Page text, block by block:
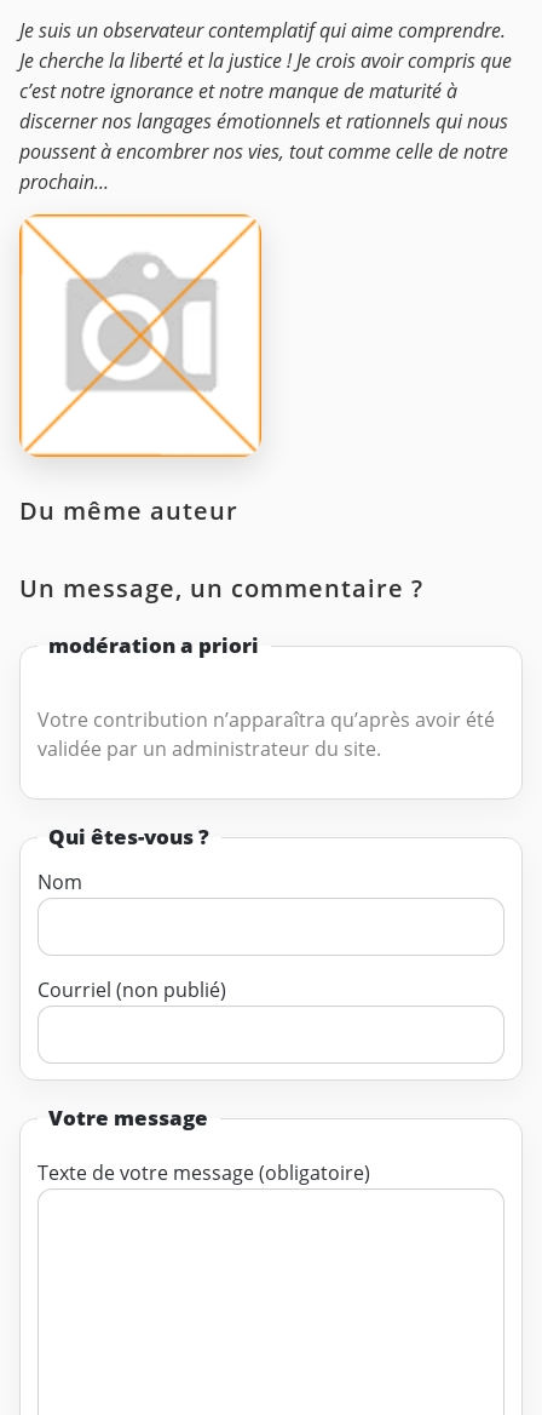
Je suis un observateur contemplatif qui aime comprendre.
Je cherche la liberté et la justice ! Je crois avoir compris que
c’est notre ignorance et notre manque de maturité à
discerner nos langages émotionnels et rationnels qui nous
poussent à encombrer nos vies, tout comme celle de notre
prochain...
Du même auteur
Un message, un commentaire ?
modération a priori
Votre contribution n’apparaîtra qu’après avoir été
validée par un administrateur du site.
Qui êtes-vous ?
Nom
Courriel (non publié)
Votre message
Texte de votre message (obligatoire)